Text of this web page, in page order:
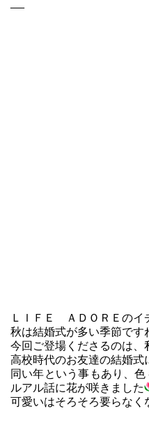
ＬＩＦＥ ＡＤＯＲＥのイ
秋は結婚式が多い季節です
今回ご登場くださるのは、
高校時代のお友達の結婚式
同い年という事もあり、
ルアル話に花が咲きました
可愛いはそろそろ要らなく